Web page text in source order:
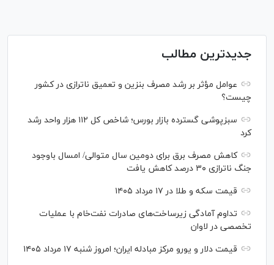
جدیدترین مطالب
عوامل مؤثر بر رشد مصرف بنزین و تعمیق ناترازی در کشور
چیست؟
سبزپوشی گسترده بازار بورس؛ شاخص کل ۱۱۲ هزار واحد رشد
کرد
کاهش مصرف برق برای دومین سال متوالی/ امسال باوجود
جنگ ناترازی ۳۰ درصد کاهش یافت
قیمت سکه و طلا در ۱۷ مرداد ۱۴۰۵
تداوم آمادگی زیرساخت‌های صادرات نفت‌خام با عملیات
تخصصی در لاوان
قیمت دلار و یورو مرکز مبادله ایران؛ امروز شنبه ۱۷ مرداد ۱۴۰۵